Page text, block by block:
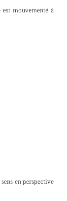
mouvementé à
en perspective